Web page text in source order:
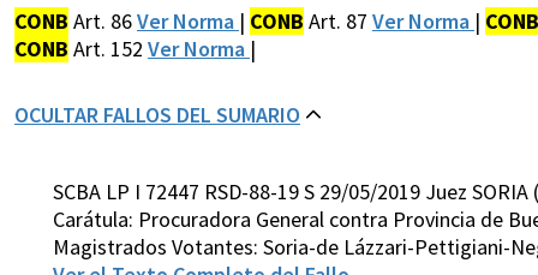
CONB Art. 86Ver Norma | CONB Art. 87 Ver Norma | CONB
CONB Art. 152 Ver Norma |
OCULTAR FALLOS DEL SUMARIO
SCBA LP I 72447 RSD-88-19 S 29/05/2019 Juez SORIA
Carátula: Procuradora General contra Provincia de
Magistrados Votantes: Soria-de Lázzari-Pettigiani-